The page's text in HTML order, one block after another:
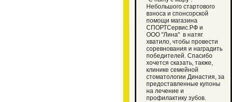
Небольшого стартового
взноса и спонсорской
помощи магазина
СПОРТСервис.РФ и
ООО "Лина" в натяг
хватило, чтобы провести
соревнования и наградить
победителей. Спасибо
хочется сказать, также,
клинике семейной
стоматологии Династия, за
предоставленные купоны
на лечение и
профилактику зубов.